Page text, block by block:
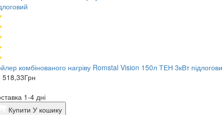
комбінованого нагріву Romstal Vision 150л ТЕН 3кВт
518,33Грн
1-4 дні
Купити У кошику